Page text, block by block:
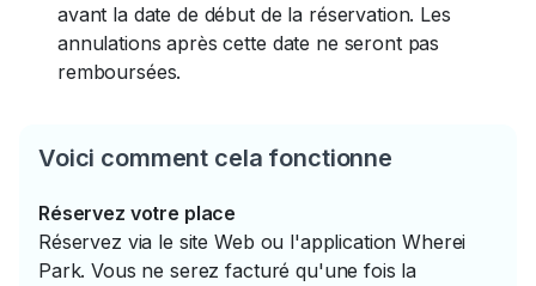
avant la date de début de la réservation. Les
annulations après cette date ne seront pas
remboursées.
Voici comment cela fonctionne
Réservez votre place
Réservez via le site Web ou l'application Wherei
Park. Vous ne serez facturé qu'une fois la